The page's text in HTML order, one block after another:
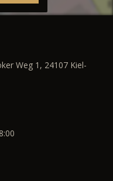
Weg 1, 24107 Kiel-